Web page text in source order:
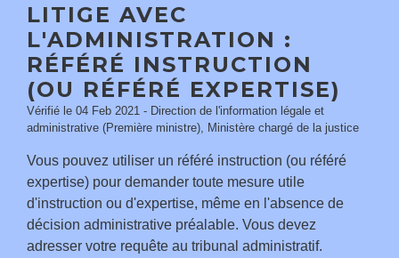
LITIGE AVEC
L'ADMINISTRATION :
RÉFÉRÉ INSTRUCTION
(OU RÉFÉRÉ EXPERTISE)
Vérifié le 04 Feb 2021 - Direction de l'information légale et
administrative (Première ministre), Ministère chargé de la justice
Vous pouvez utiliser un référé instruction (ou référé
expertise) pour demander toute mesure utile
d'instruction ou d'expertise, même en l'absence de
décision administrative préalable. Vous devez
adresser votre requête au tribunal administratif.